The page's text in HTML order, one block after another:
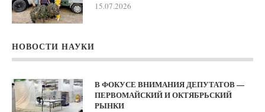
15.07.2026
НОВОСТИ НАУКИ
В ФОКУСЕ ВНИМАНИЯ ДЕПУТАТОВ —
ПЕРВОМАЙСКИЙ И ОКТЯБРЬСКИЙ
РЫНКИ